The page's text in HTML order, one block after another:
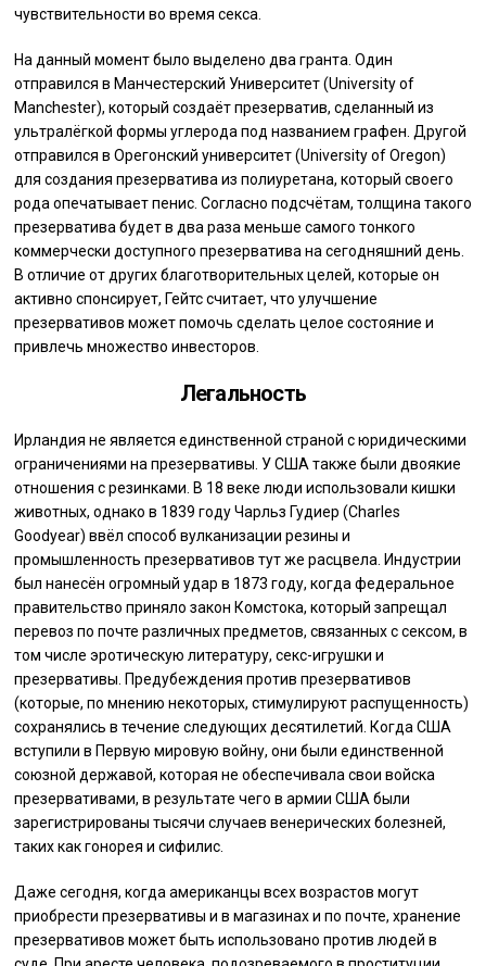
чувствительности во время секса.
На данный момент было выделено два гранта. Один
отправился в Манчестерский Университет (University of
Manchester), который создаёт презерватив, сделанный из
ультралёгкой формы углерода под названием графен. Другой
отправился в Орегонский университет (University of Oregon)
для создания презерватива из полиуретана, который своего
рода опечатывает пенис. Согласно подсчётам, толщина такого
презерватива будет в два раза меньше самого тонкого
коммерчески доступного презерватива на сегодняшний день.
В отличие от других благотворительных целей, которые он
активно спонсирует, Гейтс считает, что улучшение
презервативов может помочь сделать целое состояние и
привлечь множество инвесторов.
Легальность
Ирландия не является единственной страной с юридическими
ограничениями на презервативы. У США также были двоякие
отношения с резинками. В 18 веке люди использовали кишки
животных, однако в 1839 году Чарльз Гудиер (Charles
Goodyear) ввёл способ вулканизации резины и
промышленность презервативов тут же расцвела. Индустрии
был нанесён огромный удар в 1873 году, когда федеральное
правительство приняло закон Комстока, который запрещал
перевоз по почте различных предметов, связанных с сексом, в
том числе эротическую литературу, секс-игрушки и
презервативы. Предубеждения против презервативов
(которые, по мнению некоторых, стимулируют распущенность)
сохранялись в течение следующих десятилетий. Когда США
вступили в Первую мировую войну, они были единственной
союзной державой, которая не обеспечивала свои войска
презервативами, в результате чего в армии США были
зарегистрированы тысячи случаев венерических болезней,
таких как гонорея и сифилис.
Даже сегодня, когда американцы всех возрастов могут
приобрести презервативы и в магазинах и по почте, хранение
презервативов может быть использовано против людей в